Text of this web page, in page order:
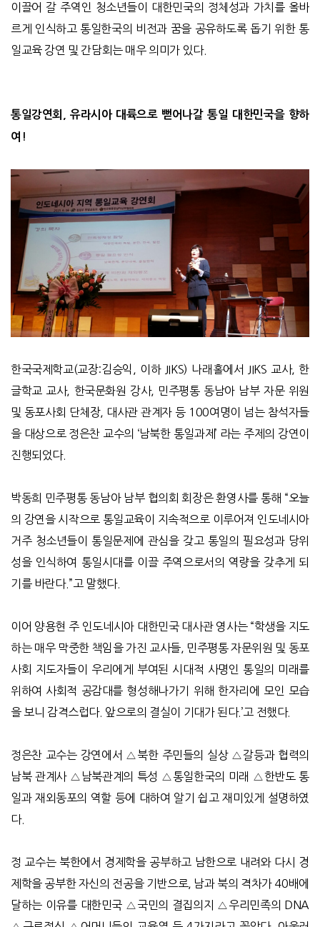
이끌어 갈 주역인 청소년들이 대한민국의 정체성과 가치를 올바
르게 인식하고 통일한국의 비전과 꿈을 공유하도록 돕기 위한 통
일교육 강연 및 간담회는 매우 의미가 있다.
통일강연회, 유라시아 대륙으로 뻗어나갈 통일 대한민국을 향하
여!
한국국제학교(교장:김승익, 이하 JIKS) 나래홀에서 JIKS 교사, 한
글학교 교사, 한국문화원 강사, 민주평통 동남아 남부 자문 위원
및 동포사회 단체장, 대사관 관계자 등 100여명이 넘는 참석자들
을 대상으로 정은찬 교수의 ‘남북한 통일과제’ 라는 주제의 강연이
진행되었다.
박동희 민주평통 동남아 남부 협의회 회장은 환영사를 통해 “오늘
의 강연을 시작으로 통일교육이 지속적으로 이루어져 인도네시아
거주 청소년들이 통일문제에 관심을 갖고 통일의 필요성과 당위
성을 인식하여 통일시대를 이끌 주역으로서의 역량을 갖추게 되
기를 바란다.”고 말했다.
이어 양용현 주 인도네시아 대한민국 대사관 영사는 “학생을 지도
하는 매우 막중한 책임을 가진 교사들, 민주평통 자문위원 및 동포
사회 지도자들이 우리에게 부여된 시대적 사명인 통일의 미래를
위하여 사회적 공감대를 형성해나가기 위해 한자리에 모인 모습
을 보니 감격스럽다. 앞으로의 결실이 기대가 된다.’고 전했다.
정은찬 교수는 강연에서 △북한 주민들의 실상 △갈등과 협력의
남북 관계사 △남북관계의 특성 △통일한국의 미래 △한반도 통
일과 재외동포의 역할 등에 대하여 알기 쉽고 재미있게 설명하였
다.
정 교수는 북한에서 경제학을 공부하고 남한으로 내려와 다시 경
제학을 공부한 자신의 전공을 기반으로, 남과 북의 격차가 40배에
달하는 이유를 대한민국 △국민의 결집의지 △우리민족의 DNA